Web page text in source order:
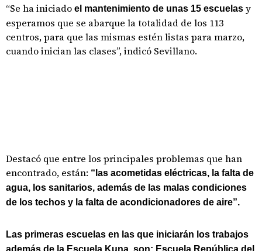
“Se ha iniciado el mantenimiento de unas 15 escuelas y
esperamos que se abarque la totalidad de los 113
centros, para que las mismas estén listas para marzo,
cuando inician las clases”, indicó Sevillano.
Destacó que entre los principales problemas que han
encontrado, están: “las acometidas eléctricas, la falta de
agua, los sanitarios, además de las malas condiciones
de los techos y la falta de acondicionadores de aire”.
Las primeras escuelas en las que iniciarán los trabajos
además de la Escuela Kuna, son: Escuela República del